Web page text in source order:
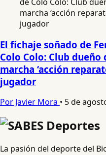
El fichaje soñado de
Colo Colo: Club dueño
marcha ‘acción
jugador
Por Javier Mora • 5 de
La pasión del deporte del